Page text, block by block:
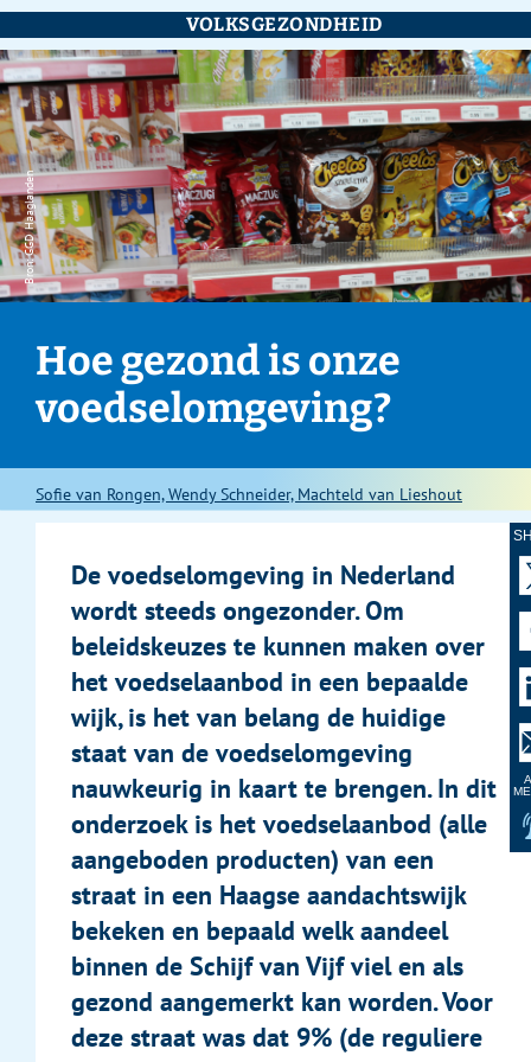
VOLKSGEZONDHEID
Bron: GGD Haaglanden
Hoe gezond is onze
voedselomgeving?
Sofie van Rongen, Wendy Schneider, Machteld van Lieshout
De voedselomgeving in Nederland
wordt steeds ongezonder. Om
beleidskeuzes te kunnen maken over
het voedselaanbod in een bepaalde
wijk, is het van belang de huidige
staat van de voedselomgeving
nauwkeurig in kaart te brengen. In dit
onderzoek is het voedselaanbod (alle
aangeboden producten) van een
straat in een Haagse aandachtswijk
bekeken en bepaald welk aandeel
binnen de Schijf van Vijf viel en als
gezond aangemerkt kan worden. Voor
deze straat was dat 9% (de reguliere